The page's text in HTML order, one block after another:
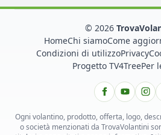
© 2026
HomeChi siamoCome
Condizioni di utilizzoPrivacy
Progetto TV4TreePer
Ogni volantino, prodotto, offerta, logo,
o società menzionati da TrovaVolantini